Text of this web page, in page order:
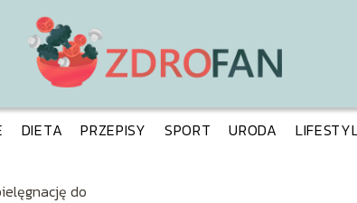
DIETA PRZEPISY SPORT URODA
do